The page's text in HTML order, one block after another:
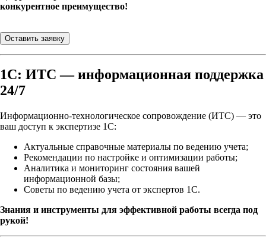
конкурентное преимущество!
Оставить заявку
1С: ИТС — информационная поддержка
24/7
Информационно-технологическое сопровождение (ИТС) — это
ваш доступ к экспертизе 1С:
Актуальные справочные материалы по ведению учета;
Рекомендации по настройке и оптимизации работы;
Аналитика и мониторинг состояния вашей
информационной базы;
Советы по ведению учета от экспертов 1С.
Знания и инструменты для эффективной работы всегда под
рукой!